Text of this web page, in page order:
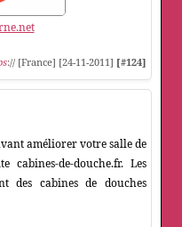
:// [France] [24-11-2011] [#124]
améliorer votre salle de
de-douche.fr. Les
des cabines de douches